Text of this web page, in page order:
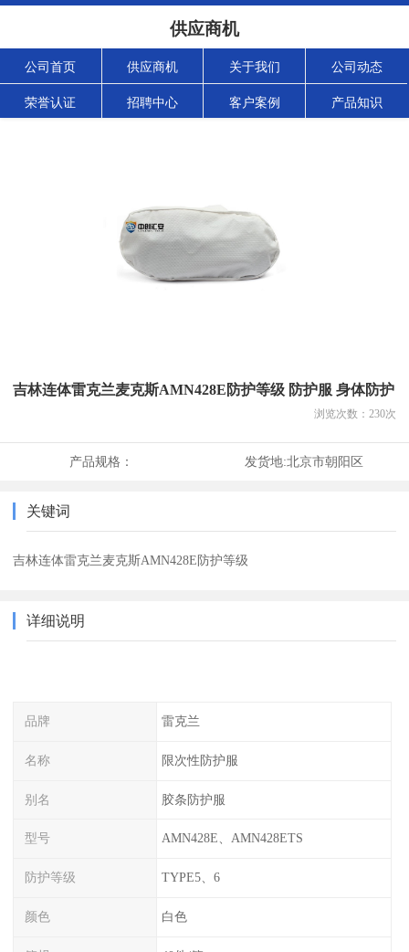
供应商机
公司首页 供应商机 关于我们 公司动态
荣誉认证 招聘中心 客户案例 产品知识
吉林连体雷克兰麦克斯AMN428E防护等级 防护服 身体防护
浏览次数： 230次
产品规格： 发货地:北京市朝阳区
关键词
吉林连体雷克兰麦克斯AMN428E防护等级
详细说明
品牌 雷克兰
名称 限次性防护服
别名 胶条防护服
型号 AMN428E、AMN428ETS
防护等级 TYPE5、6
颜色 白色